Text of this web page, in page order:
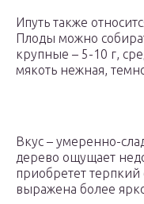
Ипуть также
Плоды можно
крупные – 5-10 г,
мякоть нежная,
Вкус – умеренно-
дерево ощущает
приобретет терпкий
выражена более